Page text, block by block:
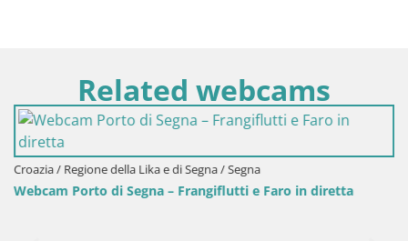
Related webcams
Croazia / Regione della Lika e di Segna / Segna
Webcam Porto di Segna – Frangiflutti e Faro in diretta